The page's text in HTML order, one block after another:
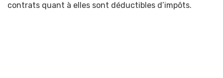
contrats quant à elles sont déductibles d’impôts.